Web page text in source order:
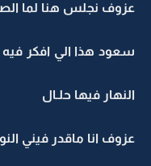
عزوف نجلس هنا لما
سعود هذا الي افكر
النهار فيها حلـال
عزوف انا ماقدر فيني